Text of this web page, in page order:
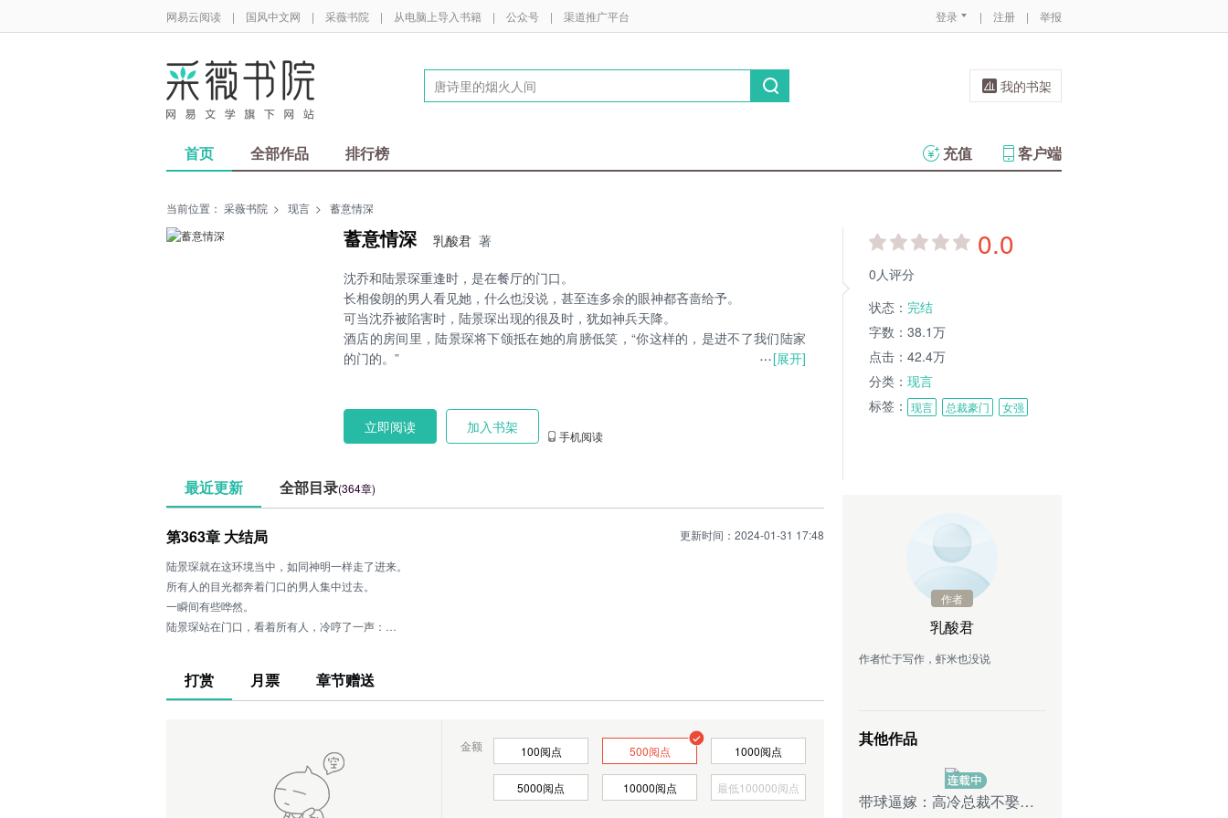
网易云阅读 | 国风中文网 | 采薇书院 | 从电脑上导入书籍 | 公众号 | 渠道推广平台 登录 | 注册 | 举报
我的书架
首页 全部作品 排行榜 客户端
充值
当前位置： 采薇书院 > 现言 > 蓄意情深
0.0
0人评分
状态： 完结
字数： 38.1万
点击： 42.4万
分类： 现言
标签： 现言 总裁豪门 女强
作者
乳酸君
作者忙于写作，虾米也没说
其他作品
带球逼嫁：高冷总裁不娶不行
蓄意情深 乳酸君 著
沈乔和陆景琛重逢时，是在餐厅的门口。
长相俊朗的男人看见她，什么也没说，甚至连多余的眼神都吝啬给予。
可当沈乔被陷害时，陆景琛出现的很及时，犹如神兵天降。
酒店的房间里，陆景琛将下颌抵在她的肩膀低笑，“你这样的，是进不了我们陆家
的门的。”
生的力气。
[展开]
立即阅读 加入书架
手机阅读
最近更新 全部目录(364章)
第363章 大结局
更新时间：2024-01-31 17:48
陆景琛就在这环境当中，如同神明一样走了进来。
所有人的目光都奔着门口的男人集中过去。
一瞬间有些哗然。
陆景琛站在门口，看着所有人，冷哼了一声：
此话一出让所有人都楞了一下。
刚刚陆景琛说了什么。
打赏 月票 章节赠送
金额 100阅点 500阅点 1000阅点
5000阅点 10000阅点